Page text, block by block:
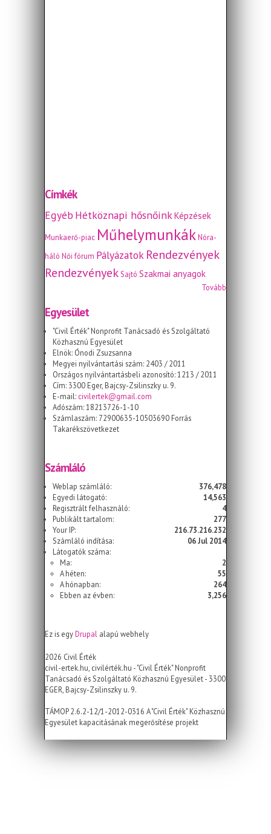
Címkék
EgyébHétköznapi hősnőinkKépzések
Munkaerő-piac MűhelymunkákNóra-
háló Női fórum Pályázatok Rendezvények
Rendezvények Sajtó Szakmai anyagok
Tovább
Egyesület
"Civil Érték" Nonprofit Tanácsadó és Szolgáltató
Közhasznú Egyesület
Elnök: Ónodi Zsuzsanna
Megyei nyilvántartási szám: 2403 / 2011
Országos nyilvántartásbeli azonosító: 1213 / 2011
Cím: 3300 Eger, Bajcsy-Zsilinszky u. 9.
E-mail: civilertek@gmail.com
Adószám: 18213726-1-10
Számlaszám: 72900635-10503690 Forrás
Takarékszövetkezet
Számláló
Weblap számláló:
376,478
Egyedi látogató:
14,563
Regisztrált felhasználó:
4
Publikált tartalom:
277
Your IP:
216.73.216.232
Számláló indítása:
06 Jul 2014
Látogatók száma:
Ma:
2
A héten:
55
A hónapban:
264
Ebben az évben:
3,256
Ez is egyDrupal alapú webhely
2026 Civil Érték
civil-ertek.hu, civilérték.hu - "Civil Érték" Nonprofit
Tanácsadó és Szolgáltató Közhasznú Egyesület - 3300
EGER, Bajcsy-Zsilinszky u. 9.
TÁMOP 2.6.2-12/1-2012-0316 A "Civil Érték" Közhasznú
Egyesület kapacitásának megerősítése projekt